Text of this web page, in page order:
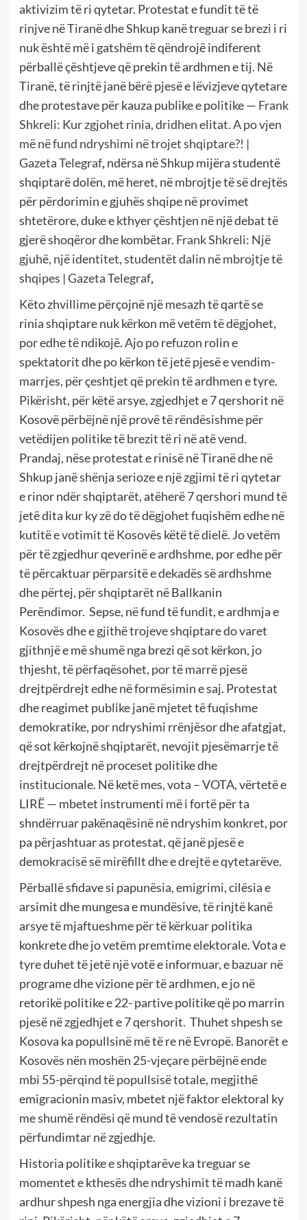
aktivizim të ri qytetar. Protestat e fundit të të
rinjve në Tiranë dhe Shkup kanë treguar se brezi i ri
nuk është më i gatshëm të qëndrojë indiferent
përballë çështjeve që prekin të ardhmen e tij. Në
Tiranë, të rinjtë janë bërë pjesë e lëvizjeve qytetare
dhe protestave për kauza publike e politike — Frank
Shkreli: Kur zgjohet rinia, dridhen elitat. A po vjen
më në fund ndryshimi në trojet shqiptare?! |
Gazeta Telegraf,ndërsa në Shkup mijëra studentë
shqiptarë dolën, më heret, në mbrojtje të së drejtës
për përdorimin e gjuhës shqipe në provimet
shtetërore, duke e kthyer çështjen në një debat të
gjerë shoqëror dhe kombëtar. Frank Shkreli: Një
gjuhë, një identitet, studentët dalin në mbrojtje të
shqipes | Gazeta Telegraf,
Këto zhvillime përçojnë një mesazh të qartë se
rinia shqiptare nuk kërkon më vetëm të dëgjohet,
por edhe të ndikojë. Ajo po refuzon rolin e
spektatorit dhe po kërkon të jetë pjesë e vendim-
marrjes, për çeshtjet që prekin të ardhmen e tyre.
Pikërisht, për këtë arsye, zgjedhjet e 7 qershorit në
Kosovë përbëjnë një provë të rëndësishme për
vetëdijen politike të brezit të ri në atë vend.
Prandaj, nëse protestat e rinisë në Tiranë dhe në
Shkup janë shënja serioze e një zgjimi të ri qytetar
e rinor ndër shqiptarët, atëherë 7 qershori mund të
jetë dita kur ky zë do të dëgjohet fuqishëm edhe në
kutitë e votimit të Kosovës këtë të dielë. Jo vetëm
për të zgjedhur qeverinë e ardhshme, por edhe për
të përcaktuar përparsitë e dekadës së ardhshme
dhe përtej, për shqiptarët në Ballkanin
Perëndimor. Sepse, në fund të fundit, e ardhmja e
Kosovës dhe e gjithë trojeve shqiptare do varet
gjithnjë e më shumë nga brezi që sot kërkon, jo
thjesht, të përfaqësohet, por të marrë pjesë
drejtpërdrejt edhe në formësimin e saj. Protestat
dhe reagimet publike janë mjetet të fuqishme
demokratike, por ndryshimi rrënjësor dhe afatgjat,
që sot kërkojnë shqiptarët, nevojit pjesëmarrje të
drejtpërdrejt në proceset politike dhe
institucionale. Në ketë mes, vota – VOTA, vërtetë e
LIRË — mbetet instrumenti më i fortë për ta
shndërruar pakënaqësinë në ndryshim konkret, por
pa përjashtuar as protestat, që janë pjesë e
demokracisë së mirëfillt dhe e drejtë e qytetarëve.
Përballë sfidave si papunësia, emigrimi, cilësia e
arsimit dhe mungesa e mundësive, të rinjtë kanë
arsye të mjaftueshme për të kërkuar politika
konkrete dhe jo vetëm premtime elektorale. Vota e
tyre duhet të jetë një votë e informuar, e bazuar në
programe dhe vizione për të ardhmen, e jo në
retorikë politike e 22- partive politike që po marrin
pjesë në zgjedhjet e 7 qershorit. Thuhet shpesh se
Kosova ka popullsinë më të re në Evropë. Banorët e
Kosovës nën moshën 25-vjeçare përbëjnë ende
mbi 55-përqind të popullsisë totale, megjithë
emigracionin masiv, mbetet një faktor elektoral ky
me shumë rëndësi që mund të vendosë rezultatin
përfundimtar në zgjedhje.
Historia politike e shqiptarëve ka treguar se
momentet e kthesës dhe ndryshimit të madh kanë
ardhur shpesh nga energjia dhe vizioni i brezave të